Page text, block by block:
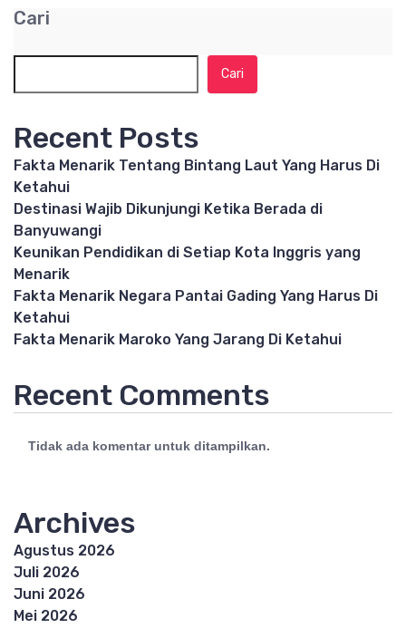
Cari
Cari
Recent Posts
Fakta Menarik Tentang Bintang Laut Yang Harus Di
Ketahui
Destinasi Wajib Dikunjungi Ketika Berada di
Banyuwangi
Keunikan Pendidikan di Setiap Kota Inggris yang
Menarik
Fakta Menarik Negara Pantai Gading Yang Harus Di
Ketahui
Fakta Menarik Maroko Yang Jarang Di Ketahui
Recent Comments
Tidak ada komentar untuk ditampilkan.
Archives
Agustus 2026
Juli 2026
Juni 2026
Mei 2026